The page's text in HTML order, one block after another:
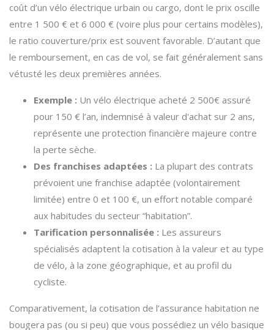
coût d’un vélo électrique urbain ou cargo, dont le prix oscille
entre 1 500 € et 6 000 € (voire plus pour certains modèles),
le ratio couverture/prix est souvent favorable. D’autant que
le remboursement, en cas de vol, se fait généralement sans
vétusté les deux premières années.
Exemple : Un vélo électrique acheté 2 500€ assuré
pour 150 € l’an, indemnisé à valeur d'achat sur 2 ans,
représente une protection financière majeure contre
la perte sèche.
Des franchises adaptées : La plupart des contrats
prévoient une franchise adaptée (volontairement
limitée) entre 0 et 100 €, un effort notable comparé
aux habitudes du secteur “habitation”.
Tarification personnalisée : Les assureurs
spécialisés adaptent la cotisation à la valeur et au type
de vélo, à la zone géographique, et au profil du
cycliste.
Comparativement, la cotisation de l’assurance habitation ne
bougera pas (ou si peu) que vous possédiez un vélo basique